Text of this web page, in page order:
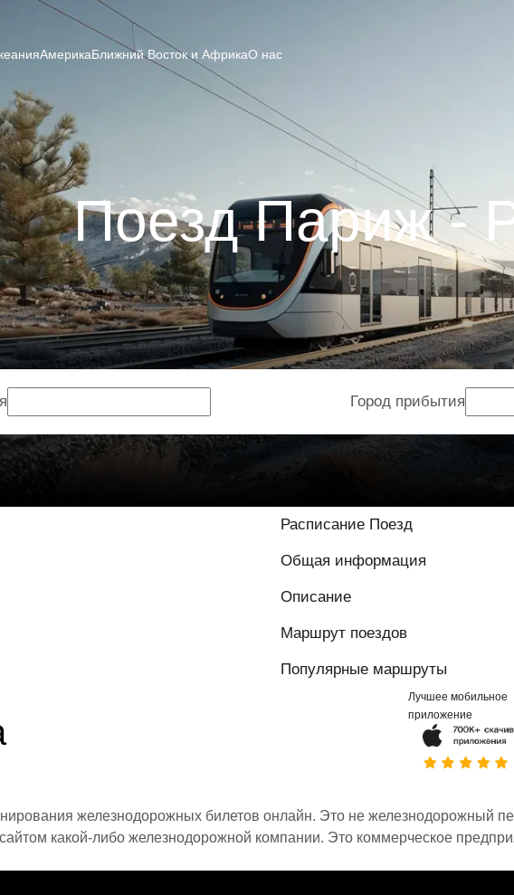
АмерикаБлижний Восток и АфрикаО нас
Поезд Париж -
Город прибытия
Расписание Поезд
Общая информация
Описание
Маршрут поездов
Популярные маршруты
Лучшее мобильное
приложение
железнодорожных билетов онлайн. Это не железнодорожный
какой-либо железнодорожной компании. Это коммерческое
9 / 10 на